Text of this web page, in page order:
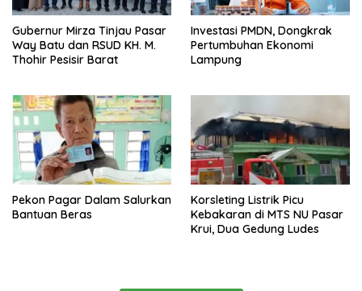
Gubernur Mirza Tinjau Pasar
Way Batu dan RSUD KH. M.
Thohir Pesisir Barat
Investasi PMDN, Dongkrak
Pertumbuhan Ekonomi
Lampung
Pekon Pagar Dalam Salurkan
Bantuan Beras
Korsleting Listrik Picu
Kebakaran di MTS NU Pasar
Krui, Dua Gedung Ludes